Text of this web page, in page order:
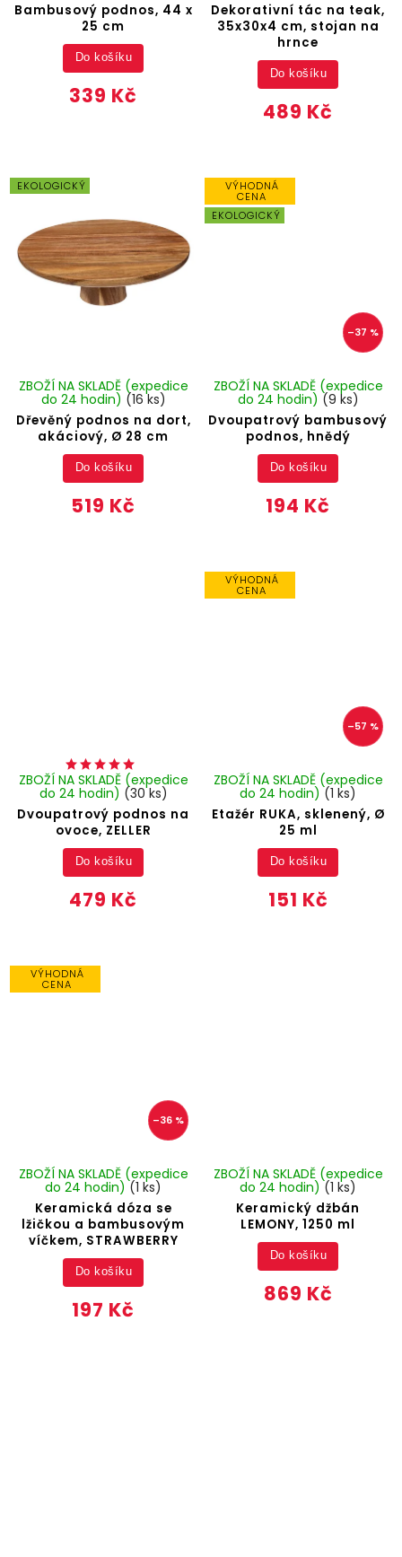
Bambusový podnos, 44 x
25 cm
339 Kč
Do košíku
Dekorativní tác na teak,
35x30x4 cm, stojan na
hrnce
489 Kč
Do košíku
EKOLOGICKÝ
Dřevěný podnos na dort,
akáciový, Ø 28 cm
ZBOŽÍ NA SKLADĚ (expedice
do 24 hodin) (16 ks)
519 Kč
Do košíku
VÝHODNÁ
CENA
EKOLOGICKÝ
–37 %
Dvoupatrový bambusový
podnos, hnědý
ZBOŽÍ NA SKLADĚ (expedice
do 24 hodin) (9 ks)
194 Kč
Do košíku
Dvoupatrový podnos na
ovoce, ZELLER
ZBOŽÍ NA SKLADĚ (expedice
do 24 hodin) (30 ks)
479 Kč
Do košíku
VÝHODNÁ
CENA
–57 %
Etažér RUKA, sklenený, Ø
25 ml
ZBOŽÍ NA SKLADĚ (expedice
do 24 hodin)(1 ks)
151 Kč
Do košíku
VÝHODNÁ
CENA
–36 %
Keramická dóza se
lžičkou a bambusovým
víčkem, STRAWBERRY
ZBOŽÍ NA SKLADĚ (expedice
do 24 hodin)(1 ks)
197 Kč
Do košíku
Keramický džbán
LEMONY, 1250 ml
ZBOŽÍ NA SKLADĚ (expedice
do 24 hodin)(1 ks)
869 Kč
Do košíku